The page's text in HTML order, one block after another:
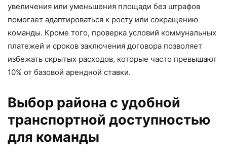
увеличения или уменьшения площади без штрафов
помогает адаптироваться к росту или сокращению
команды. Кроме того, проверка условий коммунальных
платежей и сроков заключения договора позволяет
избежать скрытых расходов, которые часто превышают
10% от базовой арендной ставки.
Выбор района с удобной
транспортной доступностью
для команды